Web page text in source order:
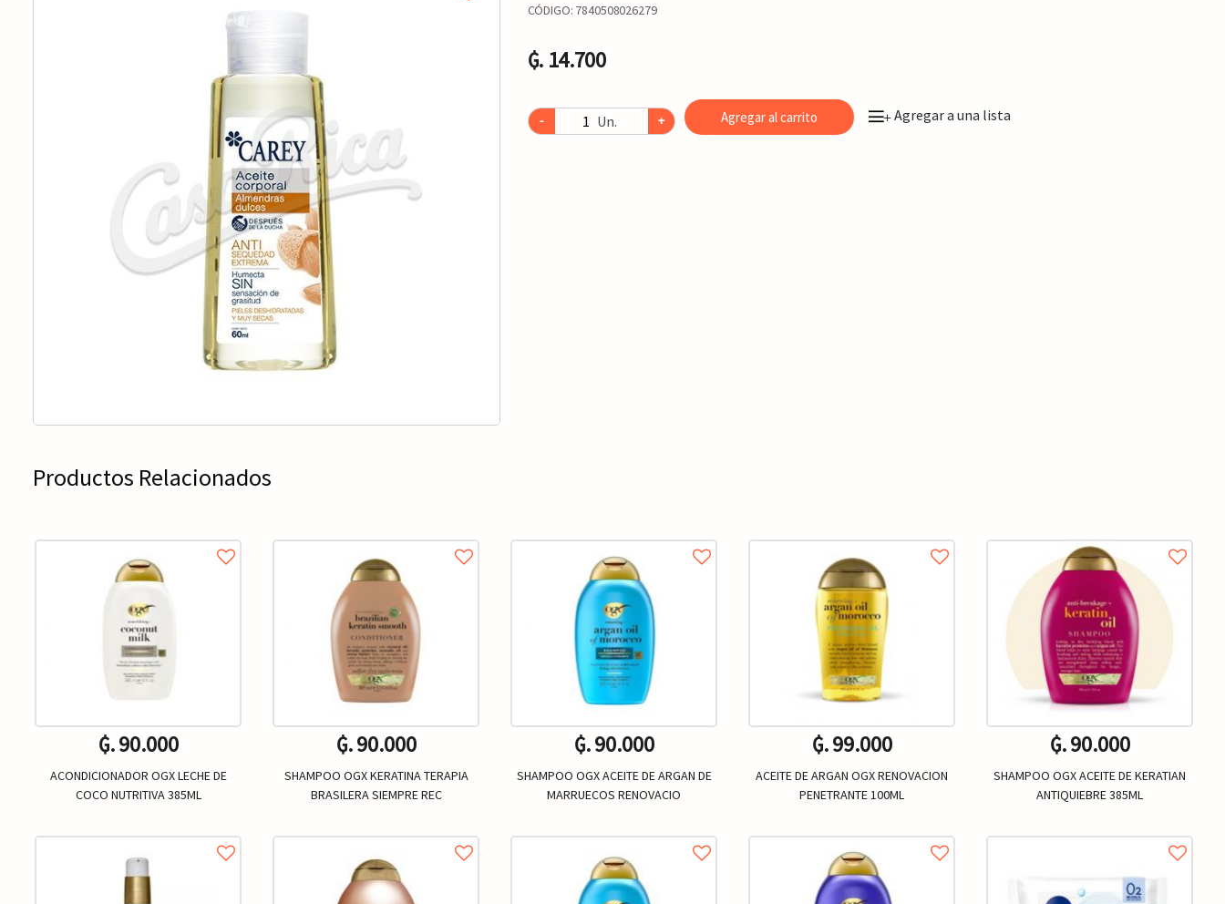
CÓDIGO: 7840508026279
₲. 14.700
- Un. + Agregar al carrito +Agregar a una lista
Productos Relacionados
₲. 90.000
ACONDICIONADOR OGX LECHE DE
COCO NUTRITIVA 385ML
₲. 90.000
SHAMPOO OGX KERATINA TERAPIA
BRASILERA SIEMPRE REC
₲. 90.000
SHAMPOO OGX ACEITE DE ARGAN DE
MARRUECOS RENOVACIO
₲. 99.000
ACEITE DE ARGAN OGX RENOVACION
PENETRANTE 100ML
₲. 90.000
SHAMPOO OGX ACEITE DE KERATIAN
ANTIQUIEBRE 385ML